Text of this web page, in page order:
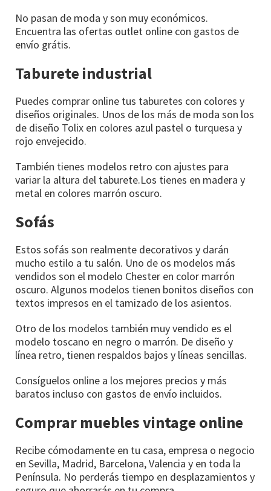
No pasan de moda y son muy económicos.
Encuentra las ofertas outlet online con gastos de
envío grátis.
Taburete industrial
Puedes comprar online tus taburetes con colores y
diseños originales. Unos de los más de moda son los
de diseño Tolix en colores azul pastel o turquesa y
rojo envejecido.
También tienes modelos retro con ajustes para
variar la altura del taburete.Los tienes en madera y
metal en colores marrón oscuro.
Sofás
Estos sofás son realmente decorativos y darán
mucho estilo a tu salón. Uno de os modelos más
vendidos son el modelo Chester en color marrón
oscuro. Algunos modelos tienen bonitos diseños con
textos impresos en el tamizado de los asientos.
Otro de los modelos también muy vendido es el
modelo toscano en negro o marrón. De diseño y
línea retro, tienen respaldos bajos y líneas sencillas.
Consíguelos online a los mejores precios y más
baratos incluso con gastos de envío incluidos.
Comprar muebles vintage online
Recibe cómodamente en tu casa, empresa o negocio
en Sevilla, Madrid, Barcelona, Valencia y en toda la
Península. No perderás tiempo en desplazamientos y